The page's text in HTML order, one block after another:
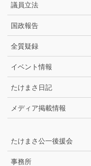
議員立法
国政報告
全質疑録
イベント情報
たけまさ日記
メディア掲載情報
たけまさ公一後援会
事務所